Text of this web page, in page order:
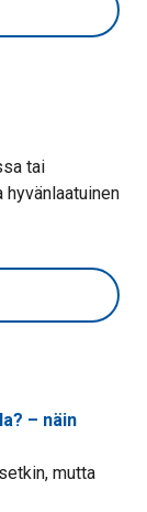
tai
– näin
mutta